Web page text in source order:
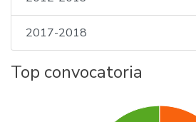
2017-2018
Top convocatoria